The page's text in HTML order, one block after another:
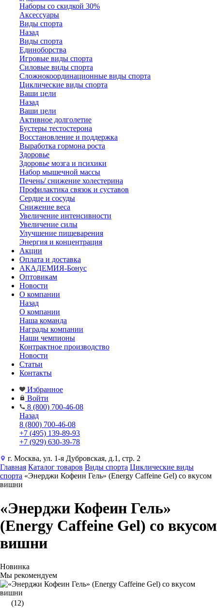
Наборы со скидкой 30%
Аксессуары
Виды спорта
Назад
Виды спорта
Единоборства
Игровые виды спорта
Силовые виды спорта
Сложнокоординационные виды спорта
Циклические виды спорта
Ваши цели
Назад
Ваши цели
Активное долголетие
Бустеры тестостерона
Восстановление и поддержка
Выработка гормона роста
Здоровье
Здоровье мозга и психики
Набор мышечной массы
Печень/ снижение холестерина
Профилактика связок и суставов
Сердце и сосуды
Снижение веса
Увеличение интенсивности
Увеличение силы
Улучшение пищеварения
Энергия и концентрация
Акции
Оплата и доставка
АКАДЕМИЯ-Бонус
Оптовикам
Новости
О компании
Назад
О компании
Наша команда
Награды компании
Наши чемпионы
Контрактное производство
Новости
Статьи
Контакты
Избранное
Войти
8 (800) 700-46-08
Назад
8 (800) 700-46-08
+7 (495) 139-89-93
+7 (929) 630-39-78
г. Москва, ул. 1-я Дубровская, д.1, стр. 2
Главная Каталог товаров Виды спорта Циклические виды
спорта «Энерджи Кофеин Гель» (Energy Caffeine Gel) со вкусом
вишни
«Энерджи Кофеин Гель»
(Energy Caffeine Gel) со вкусом
вишни
Новинка
Мы рекомендуем
(12)